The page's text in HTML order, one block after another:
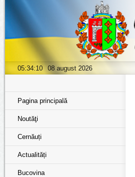
05:34:11 08 august 2026
Pagina principală
Noutăţi
Cernăuți
Actualități
Bucovina